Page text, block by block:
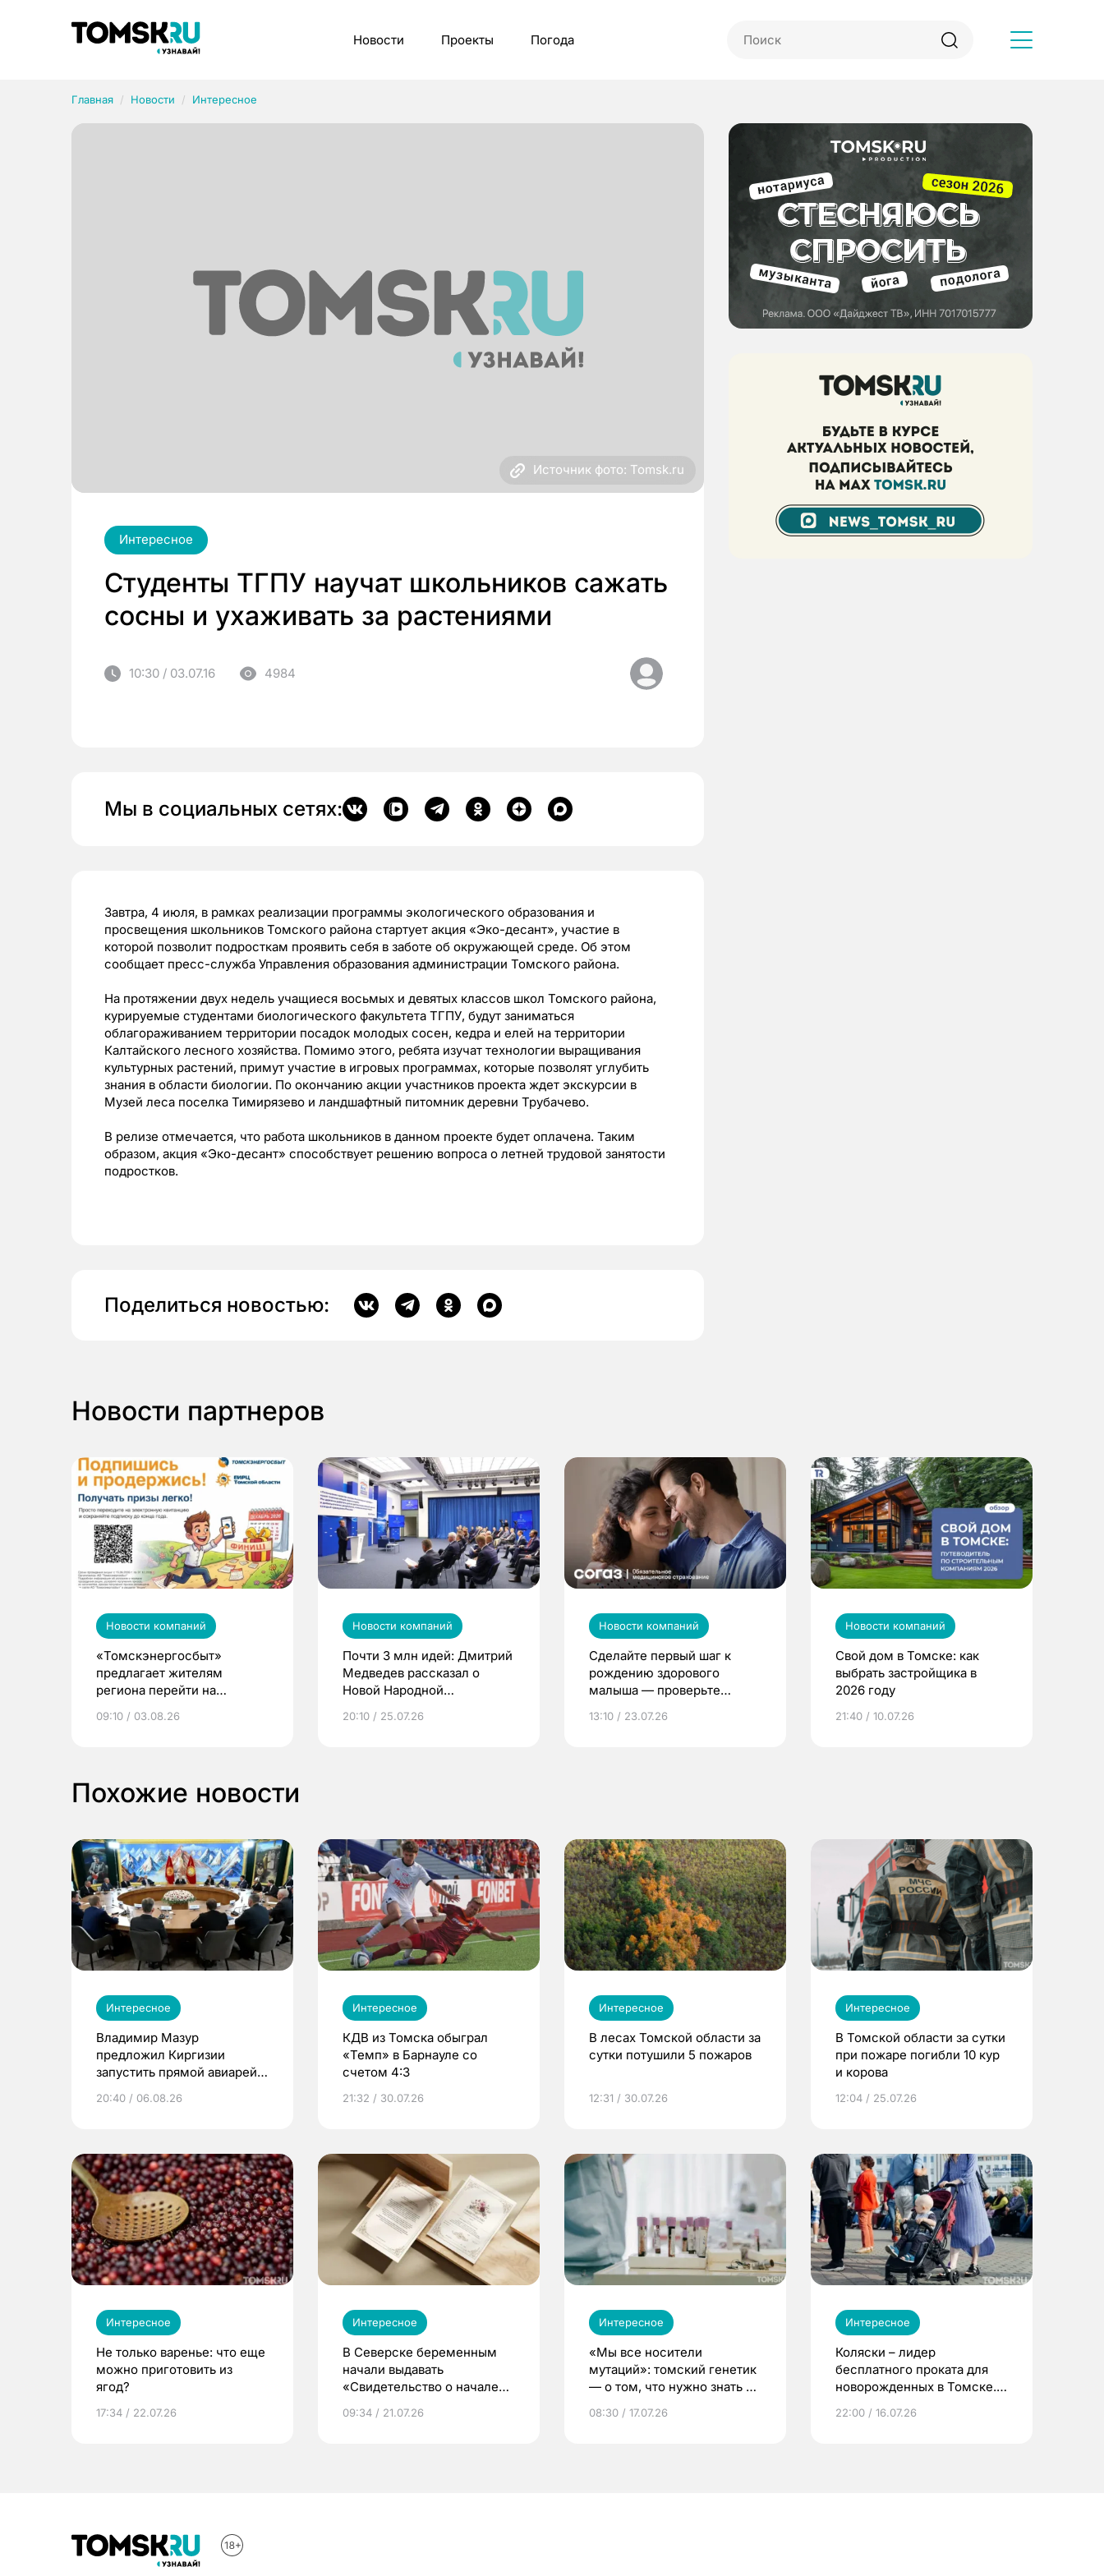
Новости Проекты Погода
Главная Новости Интересное
Источник фото: Tomsk.ru
Интересное
Студенты ТГПУ научат школьников сажать
сосны и ухаживать за растениями
10:30 / 03.07.16 4984
Мы в социальных сетях:
Завтра, 4 июля, в рамках реализации программы экологического образования и
просвещения школьников Томского района стартует акция «Эко-десант», участие в
которой позволит подросткам проявить себя в заботе об окружающей среде. Об этом
сообщает пресс-служба Управления образования администрации Томского района.
На протяжении двух недель учащиеся восьмых и девятых классов школ Томского района,
курируемые студентами биологического факультета ТГПУ, будут заниматься
облагораживанием территории посадок молодых сосен, кедра и елей на территории
Калтайского лесного хозяйства. Помимо этого, ребята изучат технологии выращивания
культурных растений, примут участие в игровых программах, которые позволят углубить
знания в области биологии. По окончанию акции участников проекта ждет экскурсии в
Музей леса поселка Тимирязево и ландшафтный питомник деревни Трубачево.
В релизе отмечается, что работа школьников в данном проекте будет оплачена. Таким
образом, акция «Эко-десант» способствует решению вопроса о летней трудовой занятости
подростков.
Поделиться новостью:
Новости партнеров
Новости компаний
«Томскэнергосбыт»
предлагает жителям
региона перейти на
выиграть призы
09:10 / 03.08.26
Новости компаний
Почти 3 млн идей: Дмитрий
Медведев рассказал о
Новой Народной
20:10 / 25.07.26
Новости компаний
Сделайте первый шаг к
рождению здорового
малыша — проверьте
по ОМС!
13:10 / 23.07.26
Новости компаний
Свой дом в Томске: как
выбрать застройщика в
2026 году
21:40 / 10.07.26
Похожие новости
Интересное
Владимир Мазур
предложил Киргизии
запустить прямой авиарейс
20:40 / 06.08.26
Интересное
КДВ из Томска обыграл
«Темп» в Барнауле со
счетом 4:3
21:32 / 30.07.26
Интересное
В лесах Томской области за
сутки потушили 5 пожаров
12:31 / 30.07.26
Интересное
В Томской области за сутки
при пожаре погибли 10 кур
и корова
12:04 / 25.07.26
Интересное
Не только варенье: что еще
можно приготовить из
ягод?
17:34 / 22.07.26
Интересное
В Северске беременным
начали выдавать
«Свидетельство о начале
09:34 / 21.07.26
Интересное
«Мы все носители
мутаций»: томский генетик
— о том, что нужно знать до
08:30 / 17.07.26
Интересное
Коляски – лидер
бесплатного проката для
новорожденных в Томске.
22:00 / 16.07.26
Рубрики